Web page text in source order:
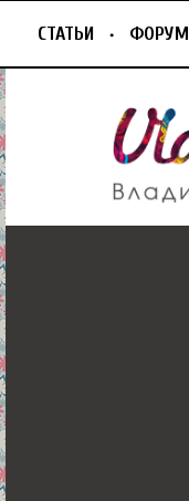
СТАТЬИ ФОРУМ